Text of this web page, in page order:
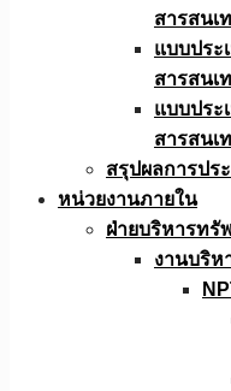
สารสนเ
แบบประ
สารสนเ
แบบประ
สารสนเ
สรุปผลการปร
หน่วยงานภายใน
ฝ่ายบริหารทรั
งานบริห